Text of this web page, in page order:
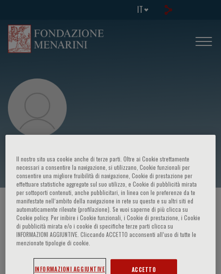
IT
Cristina Stellato
HOME PAGE / CORSI ED EVENTI / RELATORE
Cristina Stellato
Il nostro sito usa cookie anche di terze parti. Oltre ai Cookie strettamente
necessari a consentire la navigazione, si utilizzano, Cookie funzionali per
consentire una migliore fruibilità di navigazione, Cookie di prestazione per
effettuare statistiche aggregate sul suo utilizzo, e Cookie di pubblicità mirata
per sottoporti contenuti, anche pubblicitari, in linea con le preferenze da te
manifestate nell‘ambito della navigazione in rete su questo e su altri siti ed
automaticamente rilevate (profilazione). Se vuoi saperne di più clicca su
Cookie policy. Per inibire i Cookie funzionali, i Cookie di prestazione, i Cookie
di pubblicità mirata e/o i cookie di specifiche terze parti clicca su
INFORMAZIONI AGGIUNTIVE. Cliccando ACCETTO acconsenti all’uso di tutte le
menzionate tipologie di cookie.
INFORMAZIONI AGGIUNTIVE ACCETTO